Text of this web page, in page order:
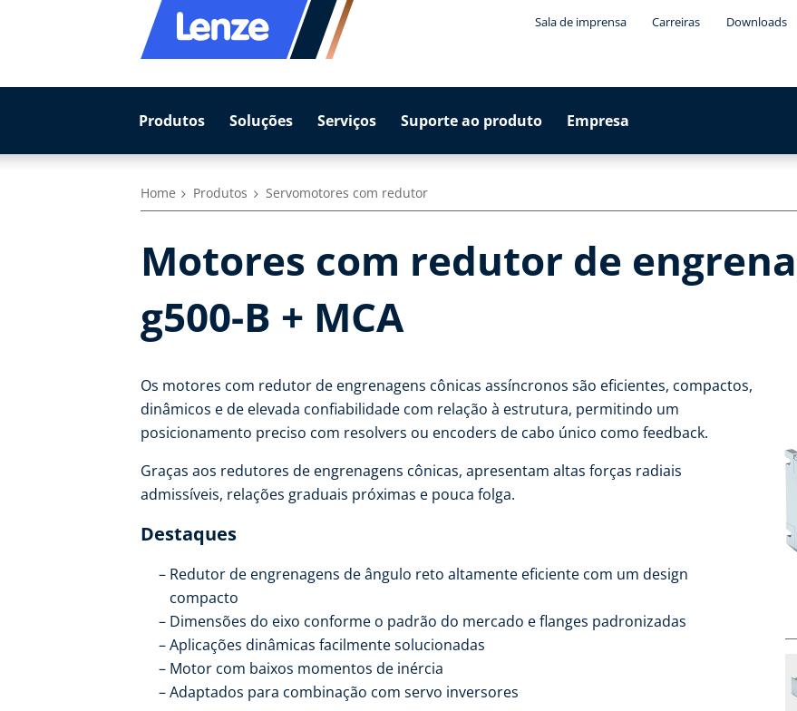
Sala de imprensa Carreiras Downloads
Produtos Soluções Serviços Suporte ao produto Empresa
Home Produtos Servomotores com redutor
Motores com redutor de
g500-B + MCA
Os motores com redutor de engrenagens cônicas assíncronos são eficientes, compactos,
dinâmicos e de elevada confiabilidade com relação à estrutura, permitindo um
posicionamento preciso com resolvers ou encoders de cabo único como feedback.
Graças aos redutores de engrenagens cônicas, apresentam altas forças radiais
admissíveis, relações graduais próximas e pouca folga.
Destaques
Redutor de engrenagens de ângulo reto altamente eficiente com um design
compacto
Dimensões do eixo conforme o padrão do mercado e flanges padronizadas
Aplicações dinâmicas facilmente solucionadas
Motor com baixos momentos de inércia
Adaptados para combinação com servo inversores